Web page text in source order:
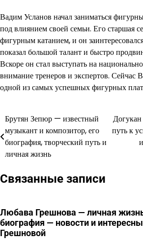
Вадим Усланов начал заниматься
под влиянием своей семьи. Его старшая
фигурным катанием, и он
показал большой талант и быстро
Вскоре он стал выступать на
внимание тренеров и экспертов. Сейчас
одной из самых успешных фигурных
Навигация
по
записям
Брутян Зепюр — известный
музыкант и композитор, его
биография, творческий путь и
личная жизнь
путь к
Связанные записи
Любава Грешнова — личная
биография — новости и
Грешновой